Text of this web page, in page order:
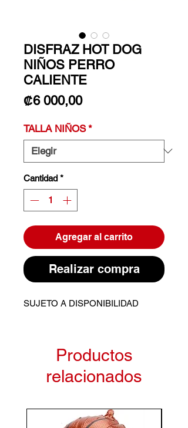
DISFRAZ HOT DOG
NIÑOS PERRO
CALIENTE
₡6 000,00Precio
TALLA NIÑOS *
Cantidad *
Agregar al carrito
Realizar compra
SUJETO A DISPONIBILIDAD
Productos
relacionados